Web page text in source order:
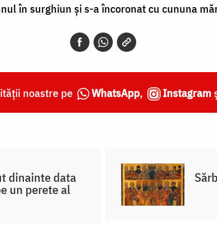
în surghiun și s-a încoronat cu cununa
noastre pe WhatsApp, Instagram
dinainte data
un perete al